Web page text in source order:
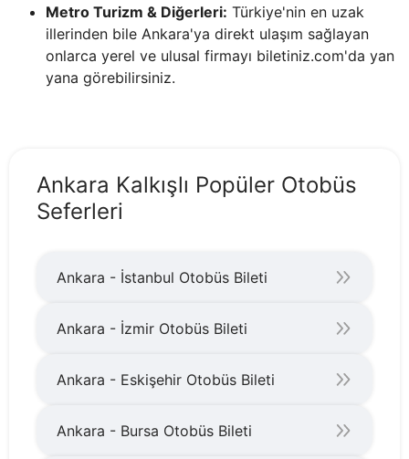
Metro Turizm & Diğerleri: Türkiye'nin en uzak
illerinden bile Ankara'ya direkt ulaşım sağlayan
onlarca yerel ve ulusal firmayı biletiniz.com'da yan
yana görebilirsiniz.
Ankara Kalkışlı Popüler Otobüs
Seferleri
Ankara - İstanbul Otobüs Bileti
Ankara - İzmir Otobüs Bileti
Ankara - Eskişehir Otobüs Bileti
Ankara - Bursa Otobüs Bileti